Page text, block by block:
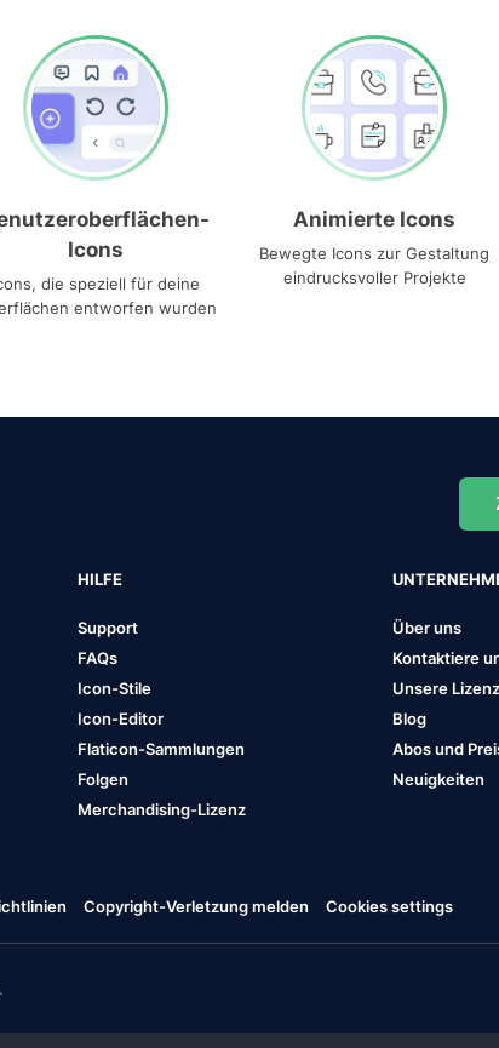
Icons
die speziell für deine
entworfen wurden
Animierte Icons
Bewegte Icons zur Gestaltung
eindrucksvoller Projekte
HILFE
Support
FAQs
Icon-Stile
Icon-Editor
Flaticon-Sammlungen
Folgen
Merchandising-Lizenz
Über uns
Kontaktiere
Unsere Lizenz
Blog
Abos und
Neuigkeiten
Copyright-Verletzung melden Cookies settings